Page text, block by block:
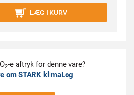
LÆG I KURV
2-e aftryk for denne vare?
om STARK klimaLog